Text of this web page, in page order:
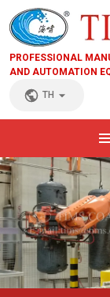
PROFESSIONAL
AND AUTOMATION
TH